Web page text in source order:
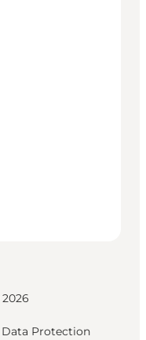
2026
Data Protection